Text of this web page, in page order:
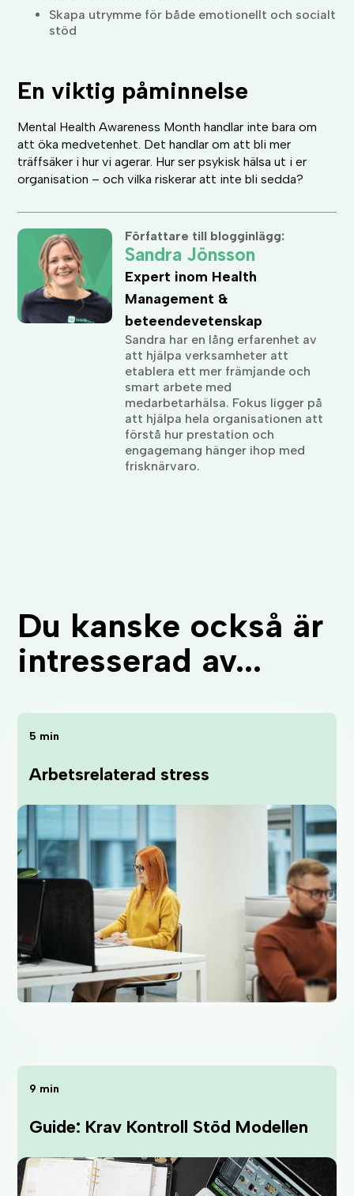
Skapa utrymme för både emotionellt och socialt
stöd
En viktig påminnelse
Mental Health Awareness Month handlar inte bara om
att öka medvetenhet. Det handlar om att bli mer
träffsäker i hur vi agerar. Hur ser psykisk hälsa ut i er
organisation – och vilka riskerar att inte bli sedda?
Författare till blogginlägg:
Sandra Jönsson
Expert inom Health
Management &
beteendevetenskap
Sandra har en lång erfarenhet av
att hjälpa verksamheter att
etablera ett mer främjande och
smart arbete med
medarbetarhälsa. Fokus ligger på
att hjälpa hela organisationen att
förstå hur prestation och
engagemang hänger ihop med
frisknärvaro.
Du kanske också är
intresserad av...
5 min
Arbetsrelaterad stress
9 min
Guide: Krav Kontroll Stöd Modellen